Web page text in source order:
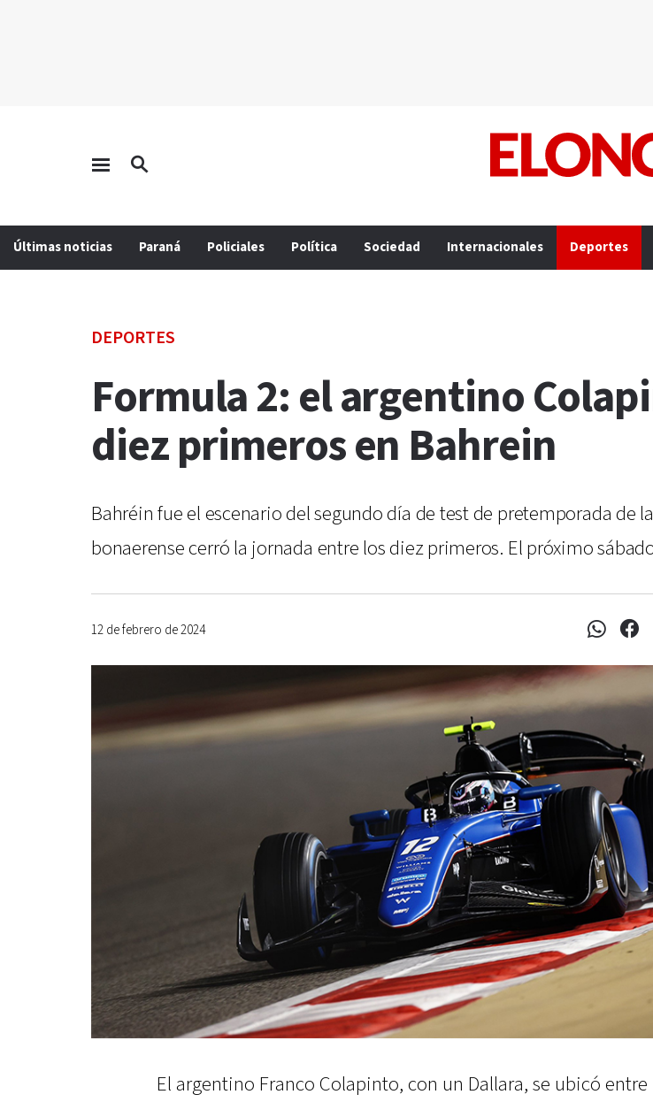
Últimas noticias Paraná Policiales Política Sociedad Internacionales Deportes
DEPORTES
Formula 2: el argentino
diez primeros en Bahrein
Bahréin fue el escenario del segundo día de test de pretemporada de
bonaerense cerró la jornada entre los diez primeros. El próximo
12 de febrero de 2024
El argentino Franco Colapinto, con un Dallara, se ubicó entre